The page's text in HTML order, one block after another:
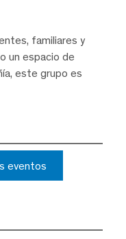
familiares y
un espacio de
este grupo es
eventos